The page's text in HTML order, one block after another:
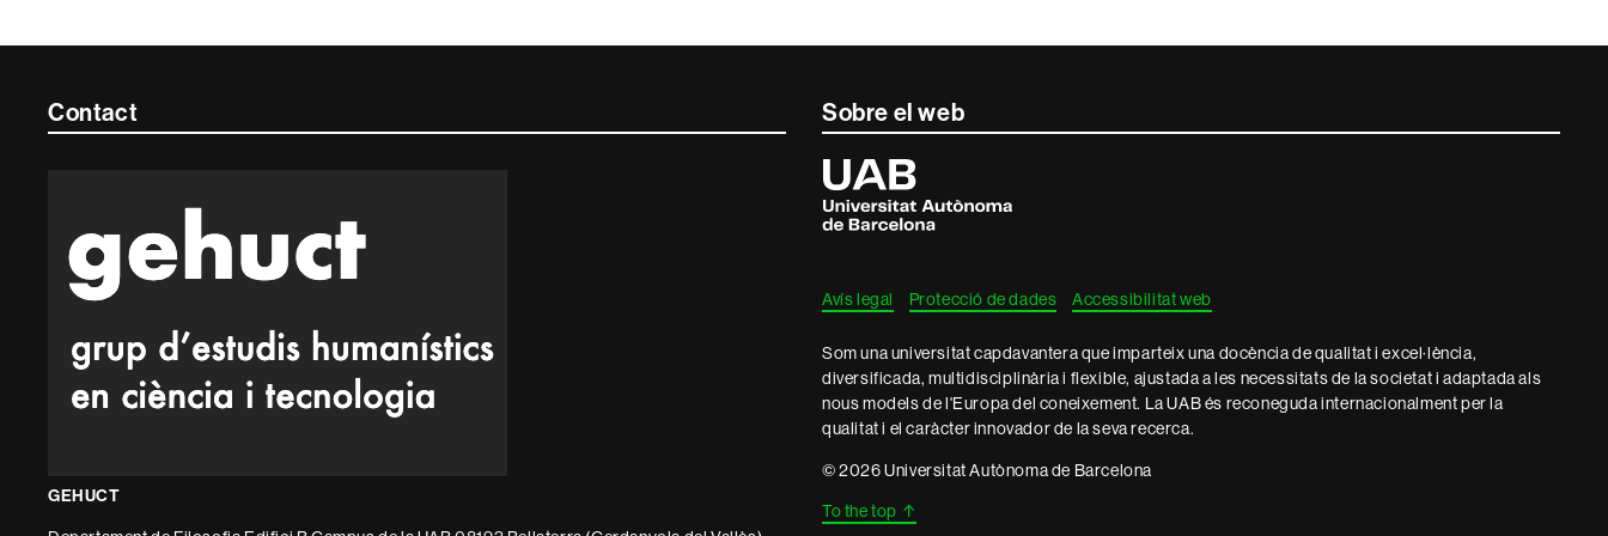
Contacte
legal
Contact
GEHUCT
Sobre el web
Universitat
Autònoma
de
Barcelona
Avís legal Protecció de dades Accessibilitat web
Som una universitat capdavantera que imparteix una docència de qualitat i excel·lència,
diversificada, multidisciplinària i flexible, ajustada a les necessitats de la societat i adaptada als
nous models de l'Europa del coneixement. La UAB és reconeguda internacionalment per la
qualitat i el caràcter innovador de la seva recerca.
© 2026 Universitat Autònoma de Barcelona
To the top ↑